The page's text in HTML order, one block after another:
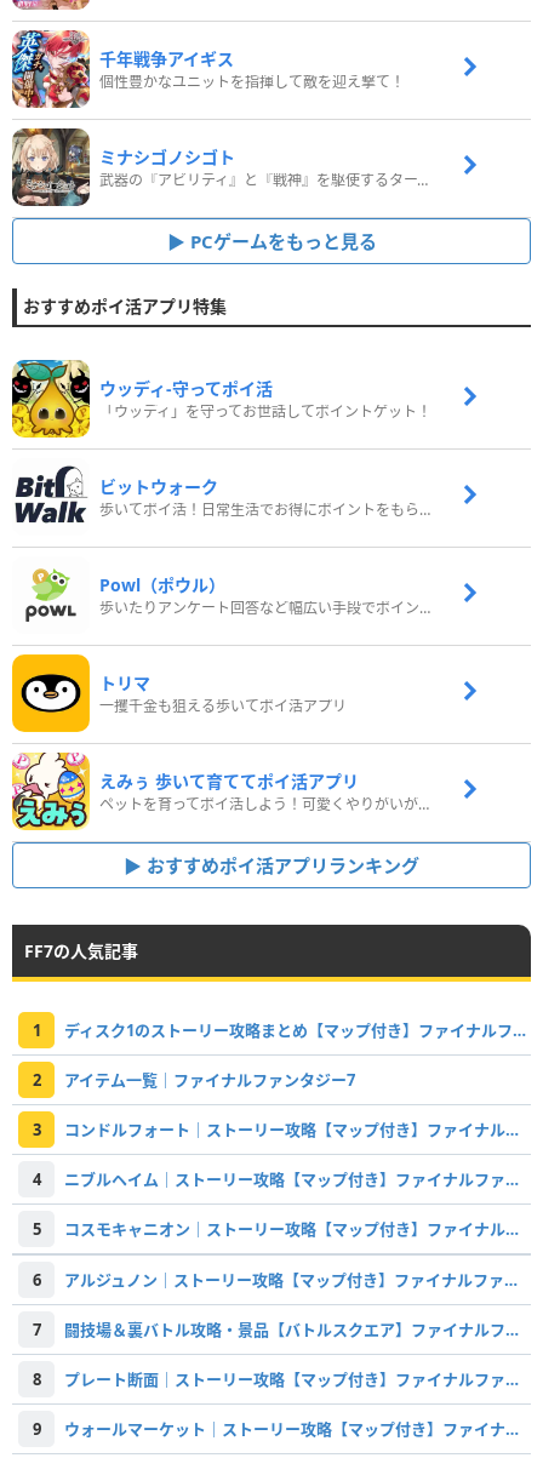
千年戦争アイギス
個性豊かなユニットを指揮して敵を迎え撃て！
ミナシゴノシゴト
武器の『アビリティ』と『戦神』を駆使するターン制コマンドバトルRPG！
PCゲームをもっと見る
おすすめポイ活アプリ特集
ウッディ‐守ってポイ活
「ウッディ」を守ってお世話してポイントゲット！
ビットウォーク
歩いてポイ活！日常生活でお得にポイントをもらおう
Powl（ポウル）
歩いたりアンケート回答など幅広い手段でポイントをゲット
トリマ
一攫千金も狙える歩いてポイ活アプリ
えみぅ 歩いて育ててポイ活アプリ
ペットを育ってポイ活しよう！可愛くやりがいがある新感覚アプリ
おすすめポイ活アプリランキング
FF7の人気記事
1 ディスク1のストーリー攻略まとめ【マップ付き】ファイナルファンタジー7
2 アイテム一覧｜ファイナルファンタジー7
3 コンドルフォート｜ストーリー攻略【マップ付き】ファイナルファンタジー7
4 ニブルヘイム｜ストーリー攻略【マップ付き】ファイナルファンタジー7
5 コスモキャニオン｜ストーリー攻略【マップ付き】ファイナルファンタジー7
6 アルジュノン｜ストーリー攻略【マップ付き】ファイナルファンタジー7
7 闘技場＆裏バトル攻略・景品【バトルスクエア】ファイナルファンタジー7
8 プレート断面｜ストーリー攻略【マップ付き】ファイナルファンタジー7
9 ウォールマーケット｜ストーリー攻略【マップ付き】ファイナルファンタジー7